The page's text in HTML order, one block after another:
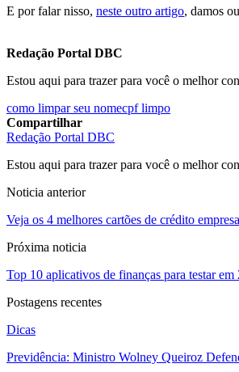
E por falar nisso, neste outro artigo, damos
Redação Portal DBC
Estou aqui para trazer para você o melhor
como limpar seu nomecpf limpo
Compartilhar
Redação Portal DBC
Estou aqui para trazer para você o melhor
Noticia anterior
Veja os 4 melhores cartões de crédito
Próxima noticia
Top 10 aplicativos de finanças para testar em
Postagens recentes
Dicas
Previdência: Ministro Wolney Queiroz